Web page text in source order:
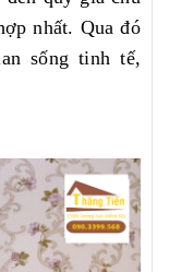
nhất. Qua đó
sống tinh tế,